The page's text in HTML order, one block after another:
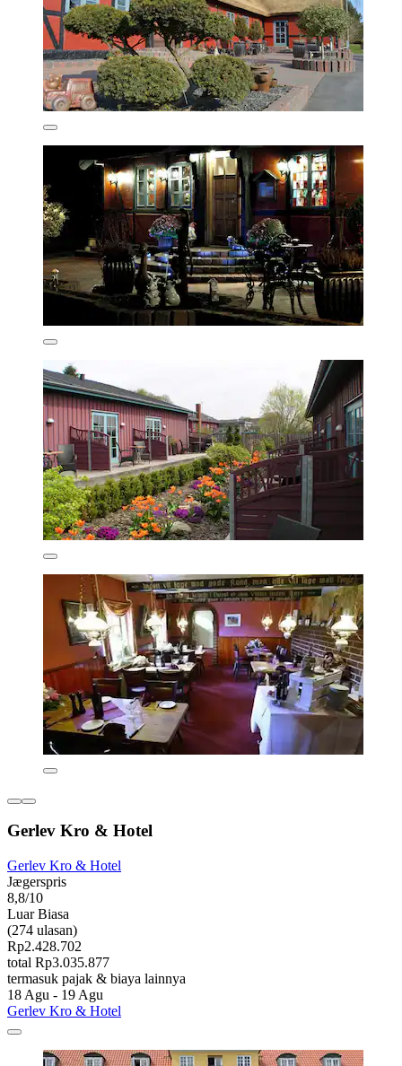
Gerlev Kro & Hotel
Gerlev Kro & Hotel
Jægerspris
8,8/10
Luar Biasa
(274 ulasan)
Rp2.428.702
total Rp3.035.877
termasuk pajak & biaya lainnya
18 Agu - 19 Agu
Gerlev Kro & Hotel